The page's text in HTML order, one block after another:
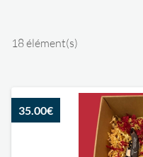
18 élément(s)
35.00€